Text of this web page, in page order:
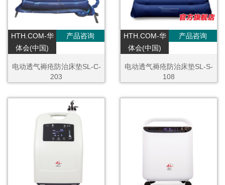
HTH.COM-华
体会(中国)
产品咨询
电动透气褥疮防治床垫SL-C-
203
HTH.COM-华
体会(中国)
产品咨询
电动透气褥疮防治床垫SL-S-
108